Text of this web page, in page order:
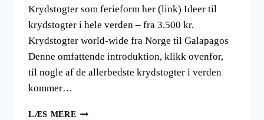
Krydstogter som ferieform her (link) Ideer til
krydstogter i hele verden – fra 3.500 kr.
Krydstogter world-wide fra Norge til Galapagos
Denne omfattende introduktion, klikk ovenfor,
til nogle af de allerbedste krydstogter i verden
kommer…
LÆS MERE REJS